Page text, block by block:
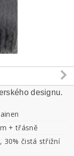
designu.
+ třásně
30% čistá střižní